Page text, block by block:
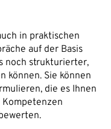
in praktischen
auf der Basis
noch strukturierter,
können. Sie können
die es Ihnen